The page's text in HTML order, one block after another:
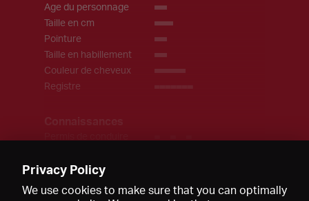
Age du personnage __
Taille en cm ___
Pointure __
Taille en habillement __
Couleur de cheveux
Registre
______)
Devenez membre Premium pour lire cet article.
Privacy Policy
We use cookies to make sure that you can optimally